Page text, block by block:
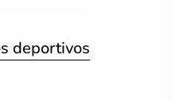
deportivos